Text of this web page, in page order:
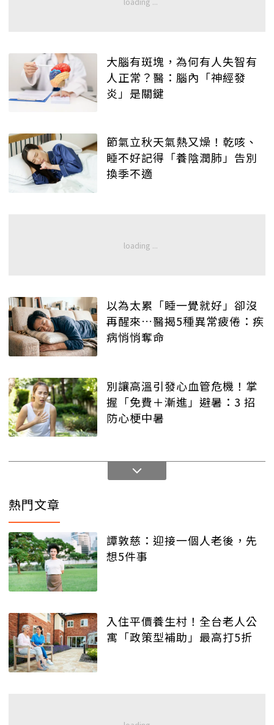
大腦有斑塊，為何有人失智有
人正常？醫：腦內「神經發
炎」是關鍵
節氣立秋天氣熱又燥！乾咳、
睡不好記得「養陰潤肺」告別
換季不適
以為太累「睡一覺就好」卻沒
再醒來…醫揭5種異常疲倦：疾
病悄悄奪命
別讓高溫引發心血管危機！掌
握「免費＋漸進」避暑：3 招
防心梗中暑
熱門文章
譚敦慈：迎接一個人老後，先
想5件事
入住平價養生村！全台老人公
寓「政策型補助」最高打5折